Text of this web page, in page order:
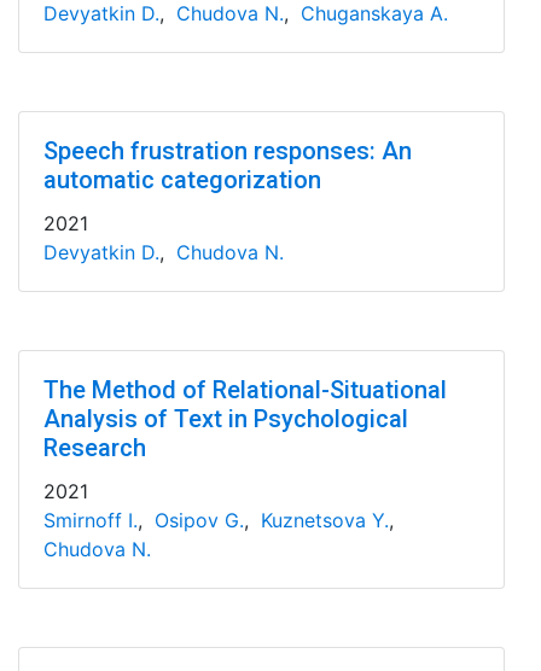
Devyatkin D., Chudova N., Chuganskaya A.
Speech frustration responses: An
automatic categorization
2021
Devyatkin D., Chudova N.
The Method of Relational-Situational
Analysis of Text in Psychological
Research
2021
Smirnoff I., Osipov G., Kuznetsova Y.,
Chudova N.